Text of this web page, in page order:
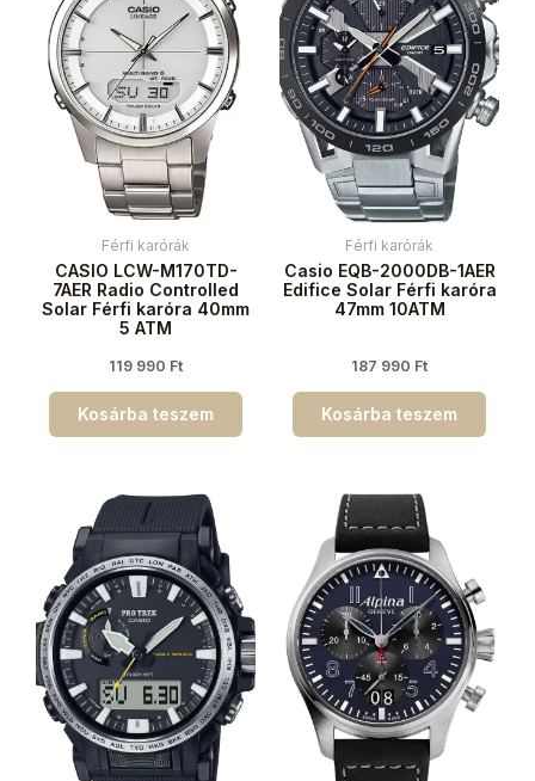
Férfi karórák
CASIO LCW-M170TD-
7AER Radio Controlled
Solar Férfi karóra 40mm
5 ATM
119 990 Ft
Kosárba teszem
Férfi karórák
Casio EQB-2000DB-1AER
Edifice Solar Férfi karóra
47mm 10ATM
187 990 Ft
Kosárba teszem